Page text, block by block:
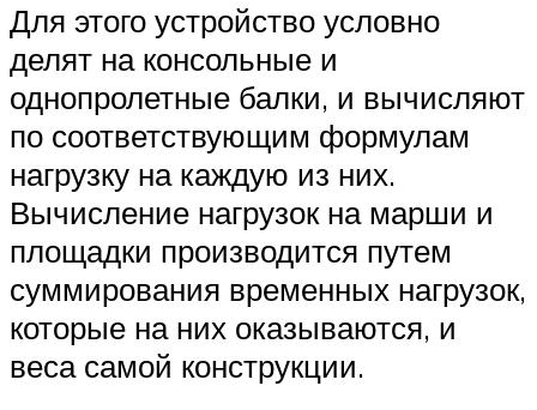
Для этого устройство условно
делят на консольные и
однопролетные балки, и вычисляют
по соответствующим формулам
нагрузку на каждую из них.
Вычисление нагрузок на марши и
площадки производится путем
суммирования временных нагрузок,
которые на них оказываются, и
веса самой конструкции.